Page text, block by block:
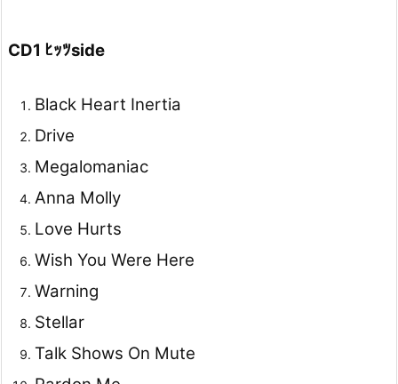
CD1 ﾋｯﾂside
Black Heart Inertia
Drive
Megalomaniac
Anna Molly
Love Hurts
Wish You Were Here
Warning
Stellar
Talk Shows On Mute